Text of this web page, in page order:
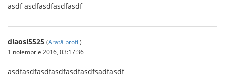
asdf asdfasdfasdfasdf
diaosi5525 (Arată profil)
1 noiembrie 2016, 03:17:36
asdfasdfasdfasdfasdfasdfsadfasdf